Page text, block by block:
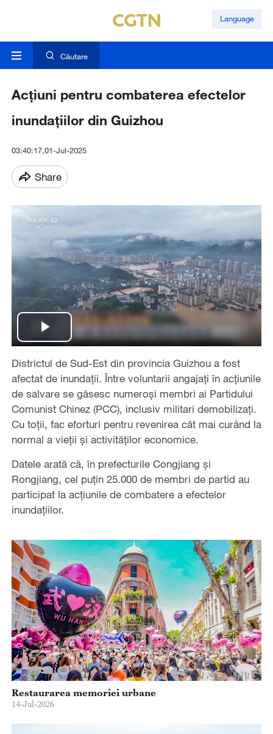
Language
Căutare
Acțiuni pentru combaterea efectelor
inundațiilor din Guizhou
03:40:17,01-Jul-2025
Share
Play
Video
Districtul de Sud-Est din provincia Guizhou a fost
afectat de inundații. Între voluntarii angajați în acțiunile
de salvare se găsesc numeroși membri ai Partidului
Comunist Chinez (PCC), inclusiv militari demobilizați.
Cu toții, fac eforturi pentru revenirea cât mai curând la
normal a vieții și activităților economice.
Datele arată că, în prefecturile Congjiang și
Rongjiang, cel puțin 25.000 de membri de partid au
participat la acțiunile de combatere a efectelor
inundațiilor.
Restaurarea memoriei urbane
14-Jul-2026